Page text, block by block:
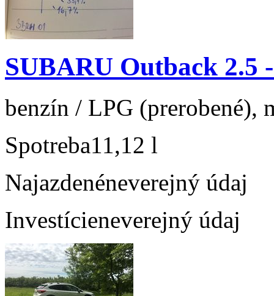
SUBARU Outback 2.5
benzín / LPG (prerobené),
Spotreba11,12 l
Najazdenéneverejný údaj
Investícieneverejný údaj